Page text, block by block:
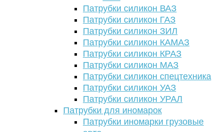
Патрубки силикон ВАЗ
Патрубки силикон ГАЗ
Патрубки силикон ЗИЛ
Патрубки силикон КАМАЗ
Патрубки силикон КРАЗ
Патрубки силикон МАЗ
Патрубки силикон спецтехника
Патрубки силикон УАЗ
Патрубки силикон УРАЛ
Патрубки для иномарок
Патрубки иномарки грузовые